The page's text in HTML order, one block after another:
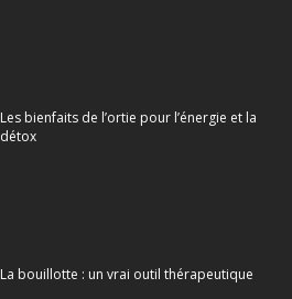
Les bienfaits de l’ortie pour l’énergie et la
détox
La bouillotte : un vrai outil thérapeutique